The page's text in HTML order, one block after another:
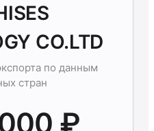
CO.LTD
по данным
стран
₽